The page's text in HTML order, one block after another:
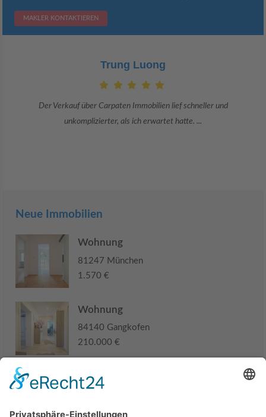
MAKLER KONTAKTIEREN
Claudia Bergrath
Danke an Carpaten Immobilien und besonders an Frau Adriana Sarca.
Sie war viele Monate mehr als ...
Neue Immobilien
Wohnung
81247 München
1.570 €
Wohnung
84140 Gangkofen
210.000 €
Haus
285.000 €